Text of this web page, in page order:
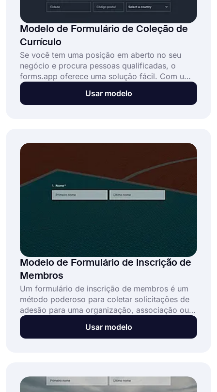
Modelo de Formulário de Coleção de
Currículo
Se você tem uma posição em aberto no seu
negócio e procura pessoas qualificadas, o
forms.app oferece uma solução fácil. Com um
formulário de coleta de currículo, você coletará
currículos online e contatará as pessoas
campos necessários para a coleta de currículo,
como um campo de upload, informações de
Usar modelo
Modelo de Formulário de Inscrição de
Membros
Um formulário de inscrição de membros é um
método poderoso para coletar solicitações de
adesão para uma organização, associação ou
clube. Este formulário de inscrição de membros
gratuito e totalmente personalizável ajuda as
Usar modelo